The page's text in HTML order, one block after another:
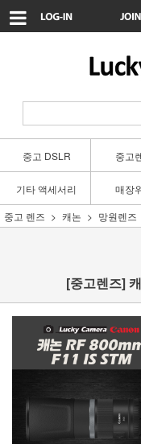
중고 DSLR 중고
기타 액세서리 매장
중고 렌즈
캐논 망원렌즈
[중고렌즈]